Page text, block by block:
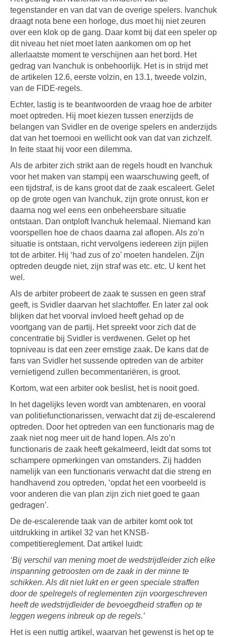
tegenstander en van dat van de overige spelers. Ivanchuk
draagt nota bene een horloge, dus moet hij niet zeuren
over een klok op de gang. Daar komt bij dat een speler op
dit niveau het niet moet laten aankomen om op het
allerlaatste moment te verschijnen aan het bord. Het
gedrag van Ivanchuk is onbehoorlijk. Het is in strijd met
de artikelen 12.6, eerste volzin, en 13.1, tweede volzin,
van de FIDE-regels.
Echter, lastig is te beantwoorden de vraag hoe de arbiter
moet optreden. Hij moet kiezen tussen enerzijds de
belangen van Svidler en de overige spelers en anderzijds
dat van het toernooi en wellicht ook van dat van zichzelf.
In feite staat hij voor een dilemma.
Als de arbiter zich strikt aan de regels houdt en Ivanchuk
voor het maken van stampij een waarschuwing geeft, of
een tijdstraf, is de kans groot dat de zaak escaleert. Gelet
op de grote ogen van Ivanchuk, zijn grote onrust, kon er
daarna nog wel eens een onbeheersbare situatie
ontstaan. Dan ontploft Ivanchuk helemaal. Niemand kan
voorspellen hoe de chaos daarna zal aflopen. Als zo’n
situatie is ontstaan, richt vervolgens iedereen zijn pijlen
tot de arbiter. Hij ‘had zus of zo’ moeten handelen. Zijn
optreden deugde niet, zijn straf was etc. etc. U kent het
wel.
Als de arbiter probeert de zaak te sussen en geen straf
geeft, is Svidler daarvan het slachtoffer. En later zal ook
blijken dat het voorval invloed heeft gehad op de
voortgang van de partij. Het spreekt voor zich dat de
concentratie bij Svidler is verdwenen. Gelet op het
topniveau is dat een zeer ernstige zaak. De kans dat de
fans van Svidler het sussende optreden van de arbiter
vernietigend zullen becommentariëren, is groot.
Kortom, wat een arbiter ook beslist, het is nooit goed.
In het dagelijks leven wordt van ambtenaren, en vooral
van politiefunctionarissen, verwacht dat zij de-escalerend
optreden. Door het optreden van een functionaris mag de
zaak niet nog meer uit de hand lopen. Als zo’n
functionaris de zaak heeft gekalmeerd, leidt dat soms tot
schampere opmerkingen van omstanders. Zij hadden
namelijk van een functionaris verwacht dat die streng en
handhavend zou optreden, ‘opdat het een voorbeeld is
voor anderen die van plan zijn zich niet goed te gaan
gedragen’.
De de-escalerende taak van de arbiter komt ook tot
uitdrukking in artikel 32 van het KNSB-
competitiereglement. Dat artikel luidt:
‘Bij verschil van mening moet de wedstrijdleider zich elke
inspanning getroosten om de zaak in der minne te
schikken. Als dit niet lukt en er geen speciale straffen
door de spelregels of reglementen zijn voorgeschreven
heeft de wedstrijdleider de bevoegdheid straffen op te
leggen wegens inbreuk op de regels.’
Het is een nuttig artikel, waarvan het gewenst is het op te